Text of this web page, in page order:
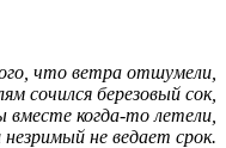
что ветра отшумели,
сочился березовый сок,
когда-то летели,
не ведает срок.